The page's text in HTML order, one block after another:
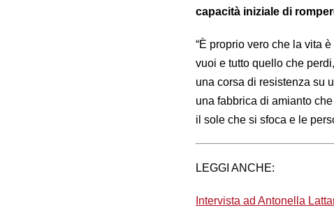
capacità iniziale di
“È proprio vero che la vita
vuoi e tutto quello che
una corsa di resistenza su
una fabbrica di amianto
il sole che si sfoca e le
LEGGI ANCHE:
Intervista ad Antonella